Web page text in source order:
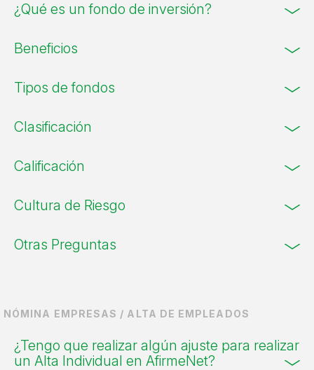
¿Qué es un fondo de inversión?
Beneficios
Tipos de fondos
Clasificación
Calificación
Cultura de Riesgo
Otras Preguntas
NÓMINA EMPRESAS / ALTA DE EMPLEADOS
¿Tengo que realizar algún ajuste para realizar
un Alta Individual en AfirmeNet?